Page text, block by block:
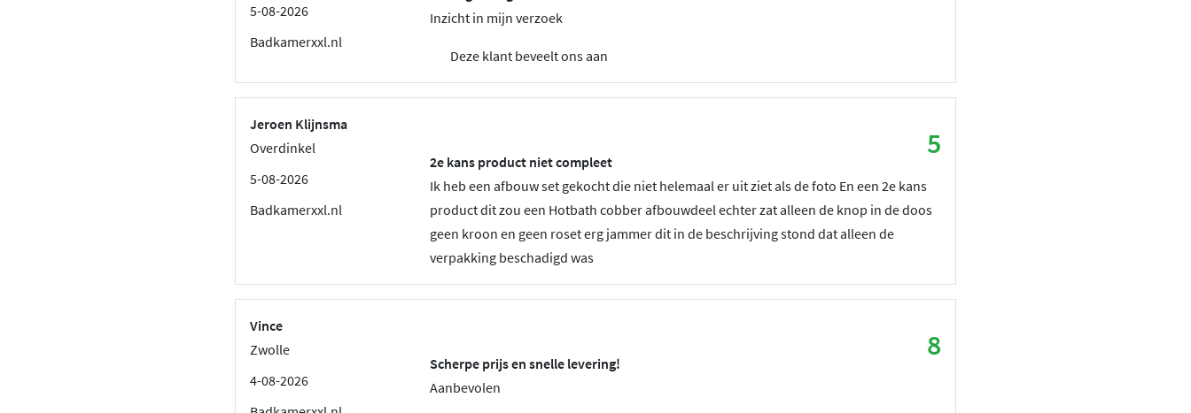
5-08-2026
Badkamerxxl.nl
Inzicht in mijn verzoek
Deze klant beveelt ons aan
Jeroen Klijnsma
Overdinkel
5-08-2026
Badkamerxxl.nl
5
2e kans product niet compleet
Ik heb een afbouw set gekocht die niet helemaal er uit ziet als de foto En een 2e kans
product dit zou een Hotbath cobber afbouwdeel echter zat alleen de knop in de doos
geen kroon en geen roset erg jammer dit in de beschrijving stond dat alleen de
verpakking beschadigd was
Vince
Zwolle
4-08-2026
8
Scherpe prijs en snelle levering!
Aanbevolen